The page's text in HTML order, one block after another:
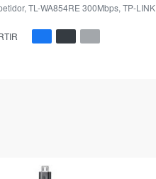
, TL-WA854RE 300Mbps, TP-LINK